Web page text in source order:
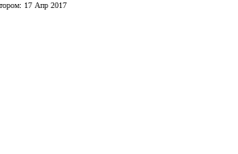
17 Апр 2017